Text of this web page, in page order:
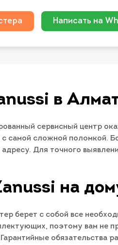
Написать на
в
сервисный центр
самой сложной поломкой.
Для точного
на
берет с собой все
поэтому вам не
обязательства